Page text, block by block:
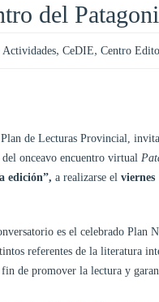
del
Actividades, CeDIE, Centro
de Lecturas Provincial,
onceavo encuentro virtual
edición”, a realizarse el viernes
es el celebrado Plan
referentes de la literatura
de promover la lectura y